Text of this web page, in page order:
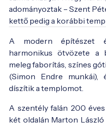
adományoztak – Szent
kettő pedig a korábbi
A modern építészet
harmonikus ötvözete a
meleg faborítás, színes
(Simon Endre munkái),
díszítik a templomot.
A szentély falán 200
két oldalán Marton